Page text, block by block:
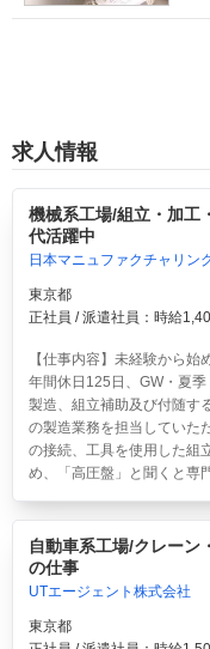
求人情報
機械系工場/組立・加工
代活躍中
日本マニュファクチャリン
東京都
正社員 / 派遣社員：時給
【仕事内容】未経験から
年間休日125日、GW・夏
製造、組立補助及び付随す
の製造業務を担当していた
の接続、工具を使用した組
め、「高圧盤」と聞くと専
自動車系工場/クレーン
の仕事
UTエージェント株式会社
東京都